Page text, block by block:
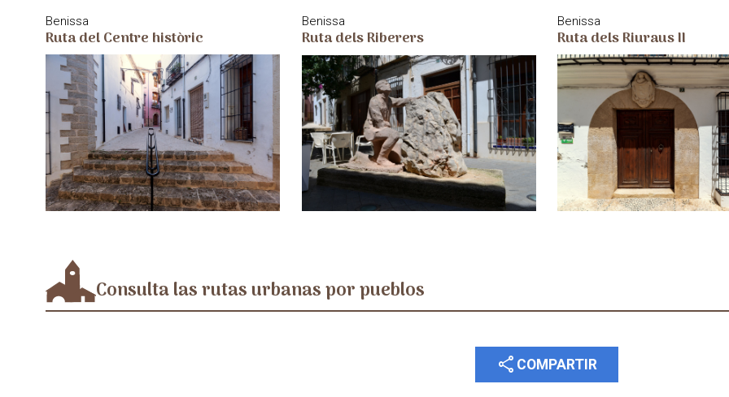
Benissa
Ruta del Centre històric
Benissa
Ruta dels Riberers
Benissa
Ruta dels Riuraus II
Consulta las rutas urbanas por pueblos
share COMPARTIR